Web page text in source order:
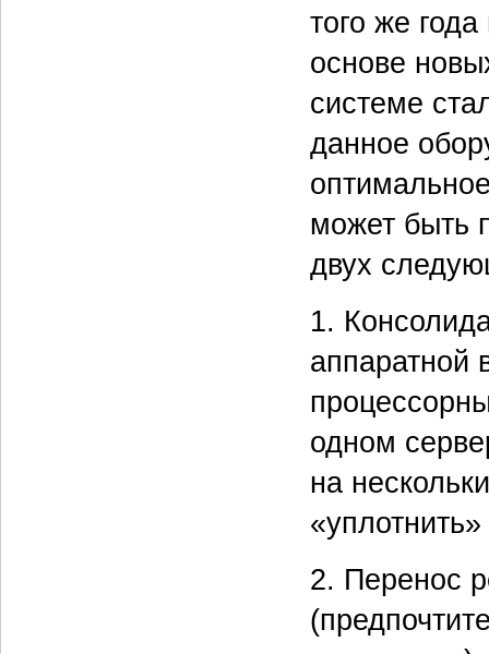
того же
основе
системе
данное
может быть
двух
1.
аппаратной
одном
на
2. Перенос